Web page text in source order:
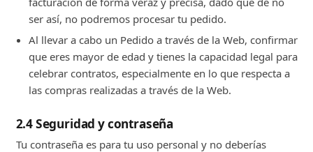
ser así, no podremos procesar tu pedido.
Al llevar a cabo un Pedido a través de la Web, confirmar
que eres mayor de edad y tienes la capacidad legal para
celebrar contratos, especialmente en lo que respecta a
las compras realizadas a través de la Web.
2.4 Seguridad y contraseña
Tu contraseña es para tu uso personal y no deberías